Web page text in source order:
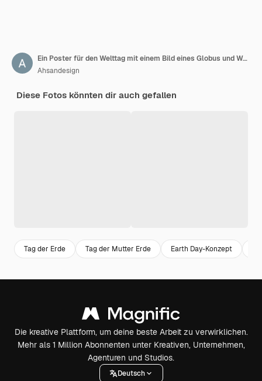
Ein Poster für den Welttag mit einem Bild eines Globus und Wolken im Hintergrund
Ahsandesign
Diese Fotos könnten dir auch gefallen
Tag der Erde Tag der Mutter Erde Earth Day-Konzept
Die kreative Plattform, um deine beste Arbeit zu verwirklichen.
Mehr als 1 Million Abonnenten unter Kreativen, Unternehmen,
Agenturen und Studios.
Deutsch